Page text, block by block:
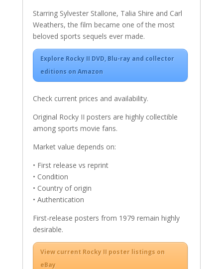
Starring Sylvester Stallone, Talia Shire and Carl
Weathers, the film became one of the most
beloved sports sequels ever made.
Explore Rocky II DVD, Blu-ray and collector
editions on Amazon
Check current prices and availability.
Original Rocky II posters are highly collectible
among sports movie fans.
Market value depends on:
• First release vs reprint
• Condition
• Country of origin
• Authentication
First-release posters from 1979 remain highly
desirable.
View current Rocky II poster listings on
eBay